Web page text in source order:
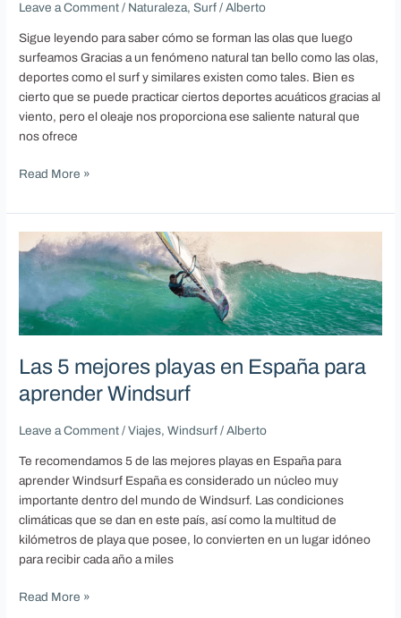
Leave a Comment / Naturaleza,Surf /Alberto
Sigue leyendo para saber cómo se forman las olas que luego
surfeamos Gracias a un fenómeno natural tan bello como las olas,
deportes como el surf y similares existen como tales. Bien es
cierto que se puede practicar ciertos deportes acuáticos gracias al
viento, pero el oleaje nos proporciona ese saliente natural que
nos ofrece
Read More »
Las 5 mejores playas en España para
aprender Windsurf
Leave a Comment /Viajes,Windsurf /Alberto
Te recomendamos 5 de las mejores playas en España para
aprender Windsurf España es considerado un núcleo muy
importante dentro del mundo de Windsurf. Las condiciones
climáticas que se dan en este país, así como la multitud de
kilómetros de playa que posee, lo convierten en un lugar idóneo
para recibir cada año a miles
Las
5
mejores
playas
en
España
para
aprender
Windsurf
Read More »